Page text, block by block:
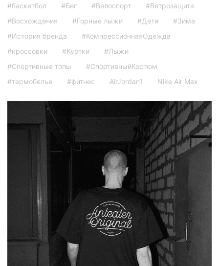
#баскетбол
#Бег #Велоспорт
#Ветрозащита
#Восхождения
#Горные лыжи #Дети
#Зима
#История бренда
#КомпрессионнаяОдежда
#кроссовки
#Куртки
#Лыжи
#Спортивные топы
#СпортивныйКостюм
#термобелье
#фитнес AirJordan1 Nike Air Max